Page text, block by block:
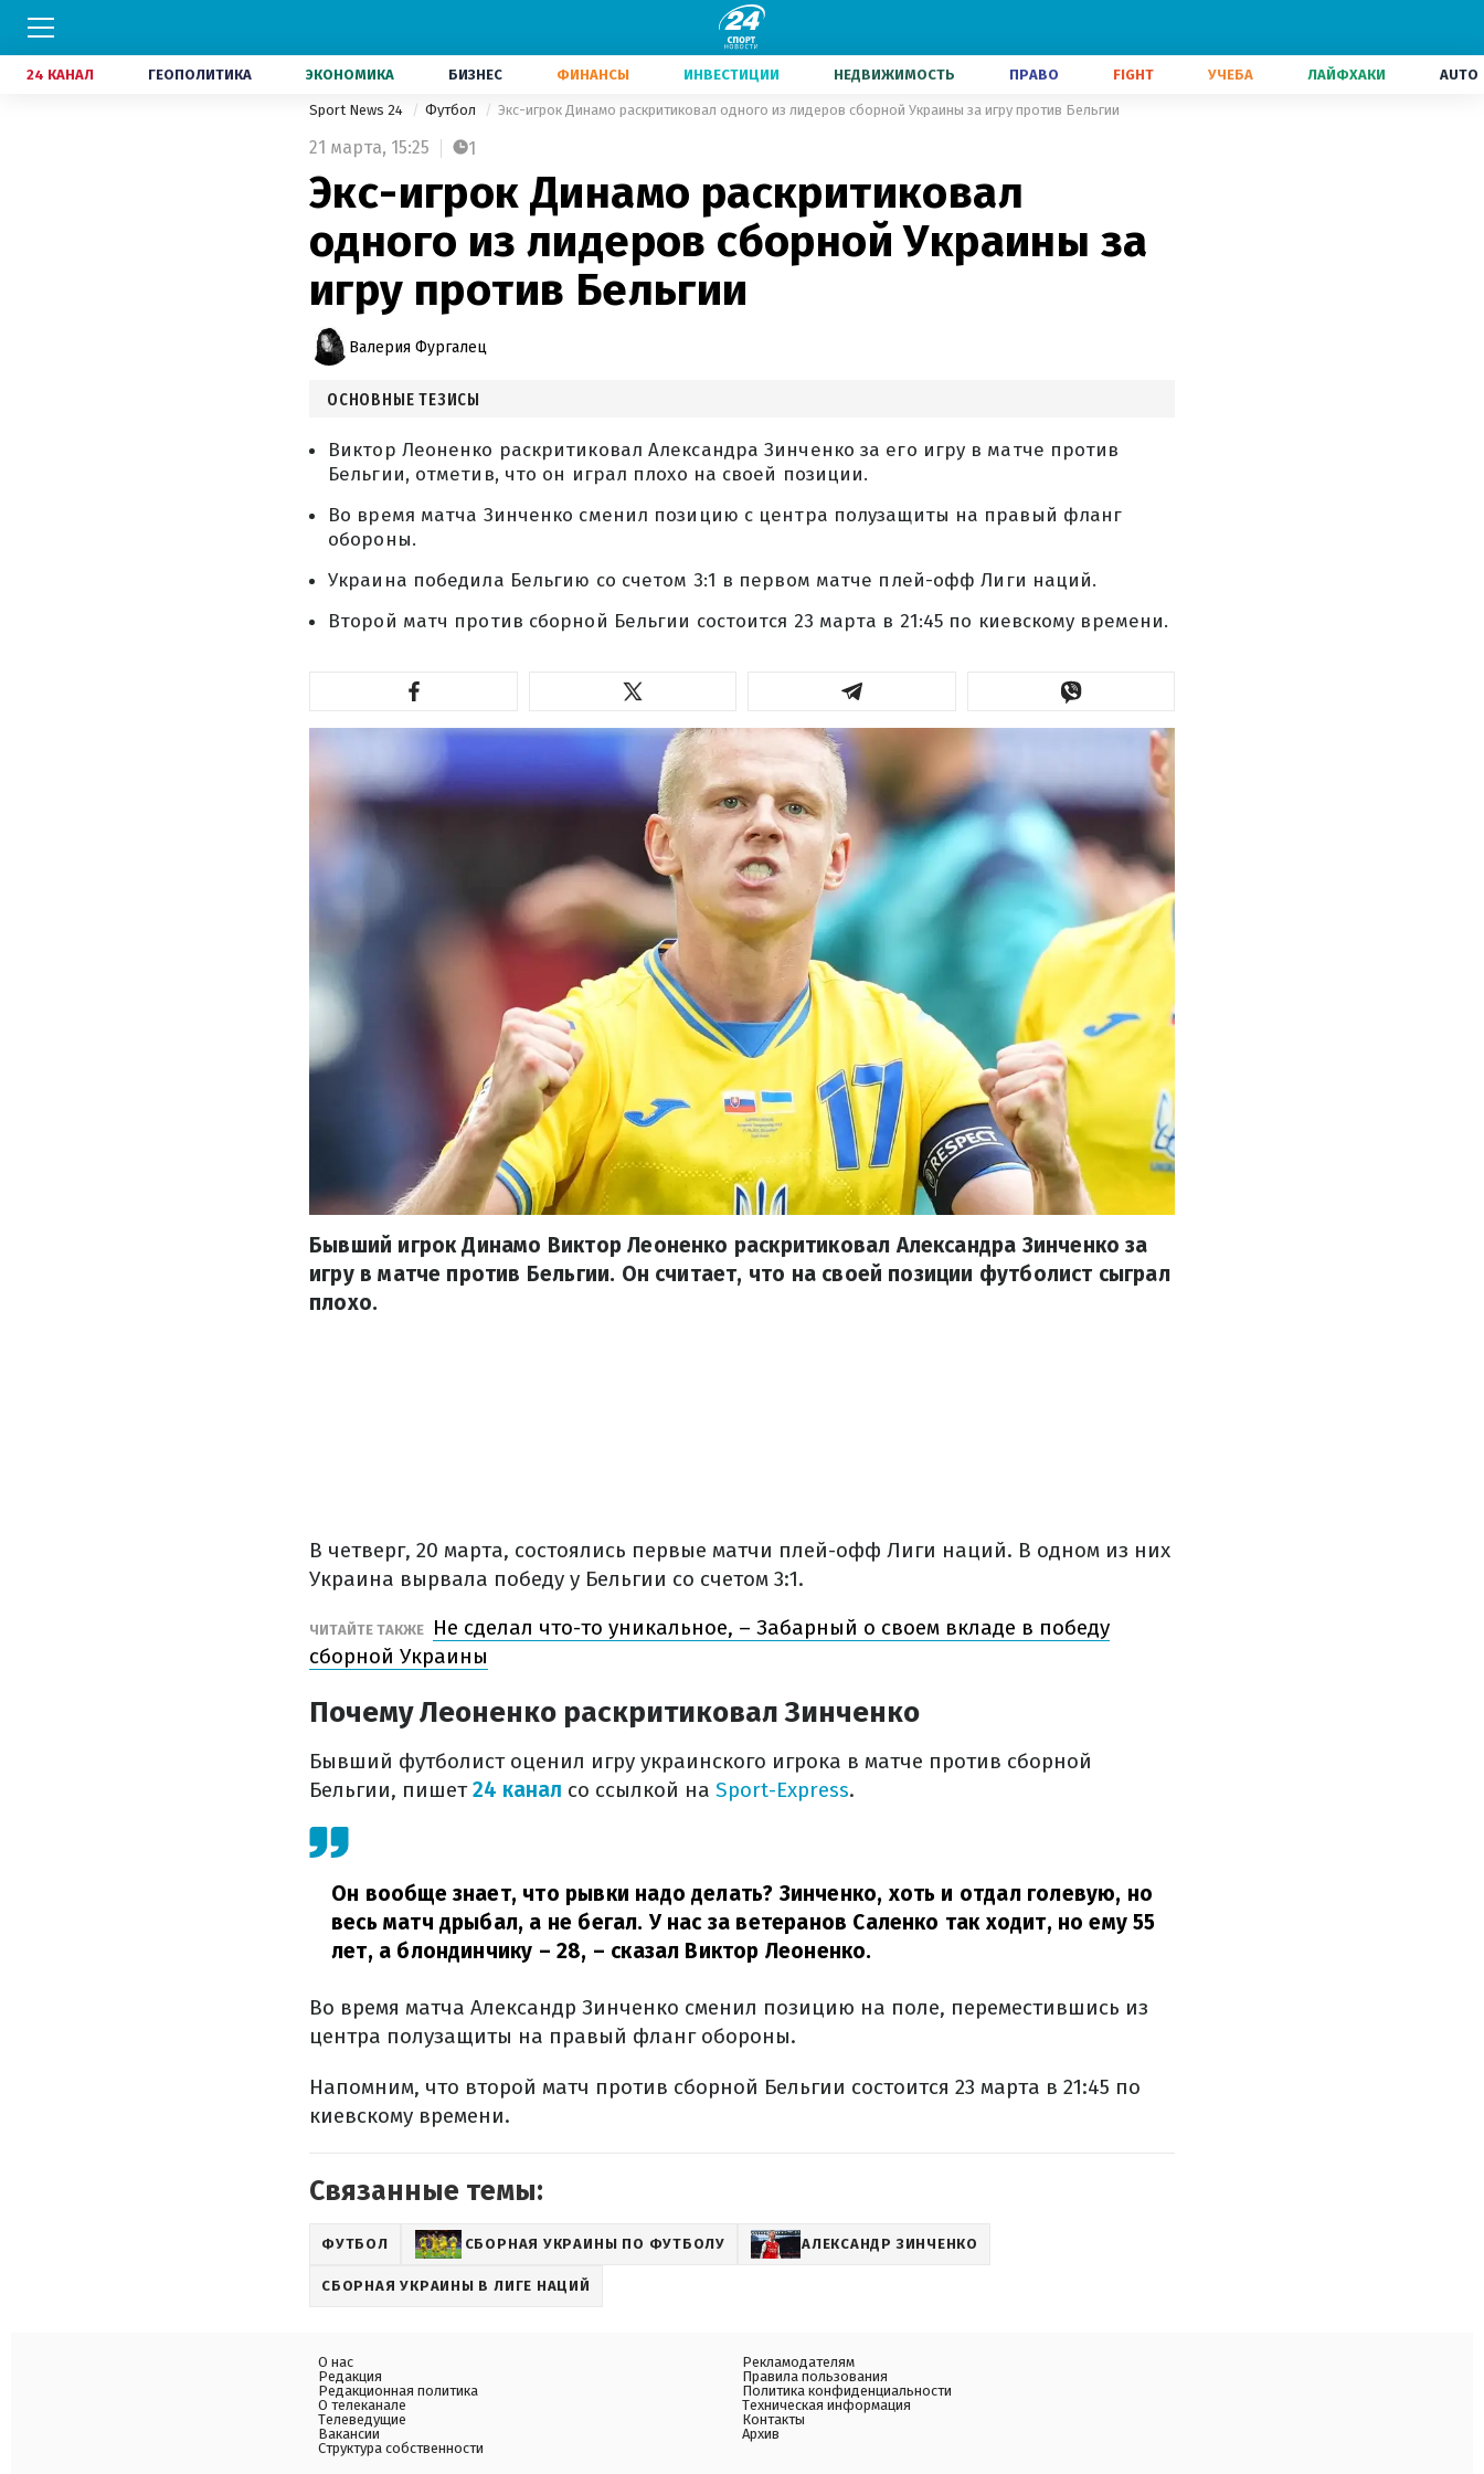
24 КАНАЛ ГЕОПОЛИТИКА ЭКОНОМИКА БИЗНЕС ФИНАНСЫ ИНВЕСТИЦИИ НЕДВИЖИМОСТЬ ПРАВО FIGHT УЧЕБА ЛАЙФХАКИ AUTO
Sport News 24 Футбол Экс-игрок Динамо раскритиковал одного из лидеров сборной Украины за игру против Бельгии
21 марта, 15:25 1
Экс-игрок Динамо раскритиковал
одного из лидеров сборной Украины за
игру против Бельгии
Валерия Фургалец
ОСНОВНЫЕ ТЕЗИСЫ
Виктор Леоненко раскритиковал Александра Зинченко за его игру в матче против
Бельгии, отметив, что он играл плохо на своей позиции.
Во время матча Зинченко сменил позицию с центра полузащиты на правый фланг
обороны.
Украина победила Бельгию со счетом 3:1 в первом матче плей-офф Лиги наций.
Второй матч против сборной Бельгии состоится 23 марта в 21:45 по киевскому времени.
Бывший игрок Динамо Виктор Леоненко раскритиковал Александра Зинченко за
игру в матче против Бельгии. Он считает, что на своей позиции футболист сыграл
плохо.
В четверг, 20 марта, состоялись первые матчи плей-офф Лиги наций. В одном из них
Украина вырвала победу у Бельгии со счетом 3:1.
ЧИТАЙТЕ ТАКЖЕ
Не сделал что-то уникальное, – Забарный о своем вкладе в победу
сборной Украины
Почему Леоненко раскритиковал Зинченко
Бывший футболист оценил игру украинского игрока в матче против сборной
Бельгии, пишет24 канал со ссылкой на Sport-Express.
Он вообще знает, что рывки надо делать? Зинченко, хоть и отдал голевую, но
весь матч дрыбал, а не бегал. У нас за ветеранов Саленко так ходит, но ему 55
лет, а блондинчику – 28, – сказал Виктор Леоненко.
Во время матча Александр Зинченко сменил позицию на поле, переместившись из
центра полузащиты на правый фланг обороны.
Напомним, что второй матч против сборной Бельгии состоится 23 марта в 21:45 по
киевскому времени.
Связанные темы:
ФУТБОЛ СБОРНАЯ УКРАИНЫ ПО ФУТБОЛУ АЛЕКСАНДР ЗИНЧЕНКО
СБОРНАЯ УКРАИНЫ В ЛИГЕ НАЦИЙ
О нас
Редакция
Редакционная политика
О телеканале
Телеведущие
Вакансии
Структура собственности
Рекламодателям
Правила пользования
Политика конфиденциальности
Техническая информация
Контакты
Архив